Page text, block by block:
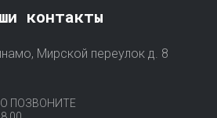
контакты
Мирской переулок д. 8
ПОЗВОНИТЕ